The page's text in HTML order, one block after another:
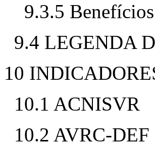
9.3.5
9.4 LEGENDA
10
10.1 ACNISVR
10.2 AVRC-DEF